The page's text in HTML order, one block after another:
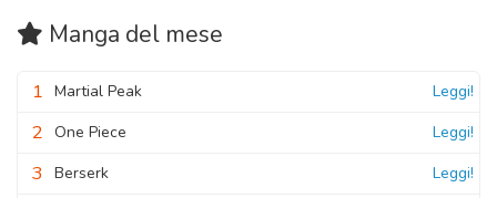
Manga del mese
1 Martial Peak Leggi!
2 One Piece Leggi!
3 Berserk Leggi!